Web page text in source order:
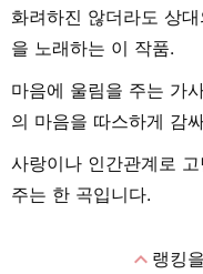
화려하진 않더라도 상
을 노래하는 이 작품.
마음에 울림을 주는 가
의 마음을 따스하게 감
사랑이나 인간관계로
주는 한 곡입니다.
expand_less랭킹